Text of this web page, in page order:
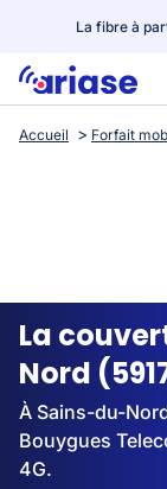
La fibre à
Box internet
Streaming
Accueil Forfait
La
Nord
À Sains-du-
Bouygues
4G.